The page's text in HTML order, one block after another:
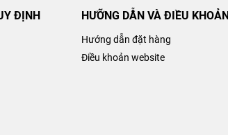
ĐỊNH HƯỠNG DẪN VÀ ĐIỀU KHOẢN
Hướng dẫn đặt hàng
Điều khoản website